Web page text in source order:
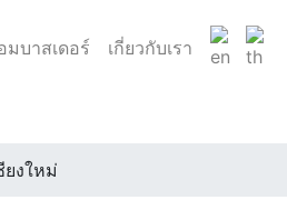
มบาสเดอร์ เกี่ยวกับเรา
ยงใหม่